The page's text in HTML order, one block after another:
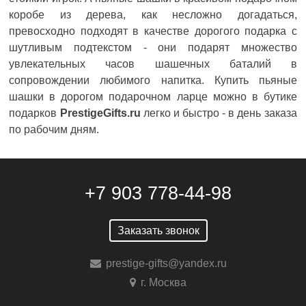
коробе из дерева, как несложно догадаться,
превосходно подходят в качестве дорогого подарка с
шутливым подтекстом - они подарят множество
увлекательных часов шашечных баталий в
сопровождении любимого напитка. Купить пьяные
шашки в дорогом подарочном ларце можно в бутике
подарков PrestigeGifts.ru легко и быстро - в день заказа
по рабочим дням.
+7 903 778-44-98
Заказать звонок
prestige-gifts@yandex.ru
г. Москва